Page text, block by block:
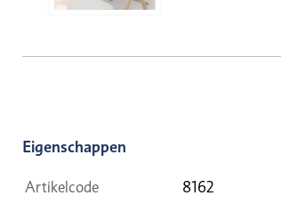
Eigenschappen
Artikelcode 8162